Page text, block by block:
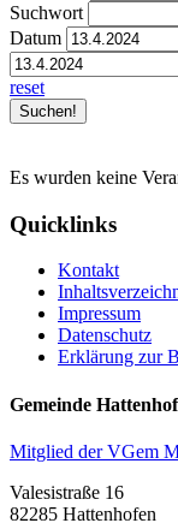
Suchwort
Datum
reset
Es wurden keine
Quicklinks
Kontakt
Impressum
Datenschutz
Erklärung zur
Gemeinde
Mitglied der VGem
Valesistraße 16
82285 Hattenhofen